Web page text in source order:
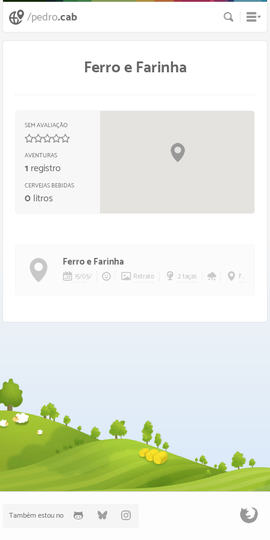
/pedro.cab Busca
Ferro e Farinha
SEM AVALIAÇÃO
AVENTURAS
1 registro
CERVEJAS BEBIDAS
0litros
Ferro e Farinha
15/05/ Retrato 2 taças Ferro e Farinha
Também estou no